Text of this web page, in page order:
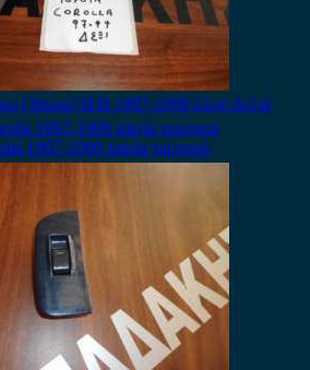
(3θυρο) H/B 1997-1999 ζώνη δεξιά
1997-1999 ταινία τιμονιού